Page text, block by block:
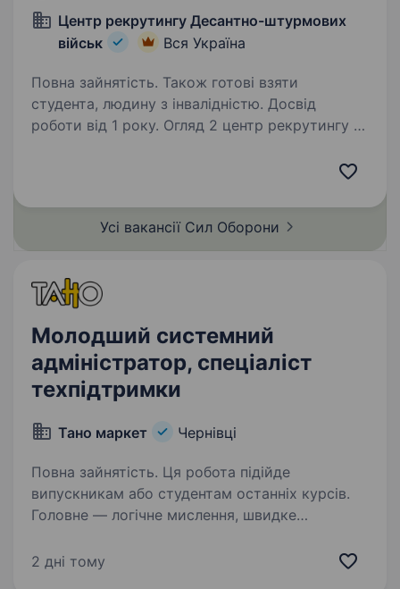
Центр рекрутингу Десантно-штурмових
військ
Вся Україна
Повна зайнятість. Також готові взяти
студента, людину з інвалідністю. Досвід
роботи від 1 року. Огляд 2 центр рекрутингу —
складається з досвідчених менеджерів, які
пройшли службу в різних…
Усі вакансії Сил Оборони
Молодший системний
адміністратор, спеціаліст
техпідтримки
Тано маркет Чернівці
Повна зайнятість. Ця робота підійде
випускникам або студентам останніх курсів.
Головне — логічне мислення, швидке
розбиратись у новій техніці. Досвід роботи
2 дні тому